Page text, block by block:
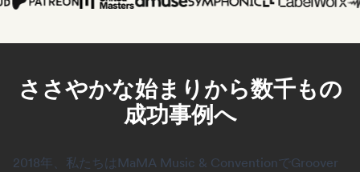
ささやかな始まりから数千もの
成功事例へ
2018年、私たちはMaMA Music & ConventionでGroover